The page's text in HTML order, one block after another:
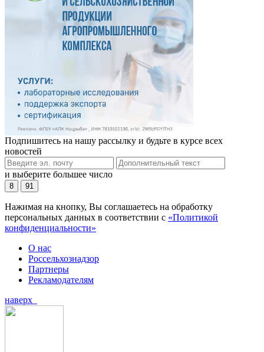
Подпишитесь на нашу рассылку и будьте в курсе всех
новостей
и выберите большее число
8 91
Нажимая на кнопку, Вы соглашаетесь на обработку
персональных данных в соответствии с «Политикой
конфиденциальности»
О нас
Россельхознадзор
Партнеры
Рекламодателям
наверх